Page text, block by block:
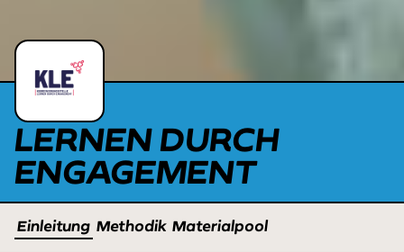
LERNEN DURCH
ENGAGEMENT
Einleitung Methodik Materialpool